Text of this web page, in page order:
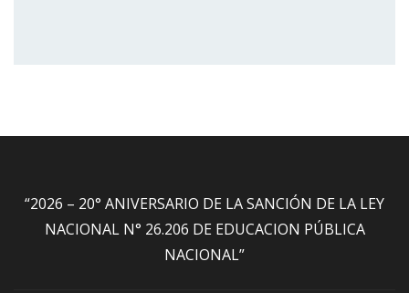
“2026 – 20° ANIVERSARIO DE LA SANCIÓN DE LA LEY
NACIONAL N° 26.206 DE EDUCACION PÚBLICA
NACIONAL”